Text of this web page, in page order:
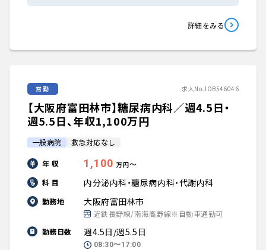
詳細をみる
常勤 求人No.JOB546046
【大阪府富田林市】糖尿病内科／週4.5日・
週5.5日、年収1,100万円
一般病院 救急対応なし
年 収 1,100 万円〜
科 目
内分泌内科・糖尿病内科・代謝内科
勤務地 大阪府富田林市
近鉄長野線/南海高野線※自動車通勤可
勤務日数
週4.5日/週5.5日
08:30〜17:00